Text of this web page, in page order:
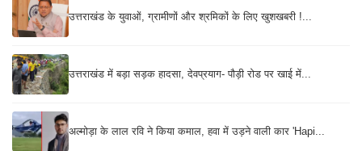
उत्तराखंड के युवाओं, ग्रामीणों और श्रमिकों के लिए खुशखबरी !...
उत्तराखंड में बड़ा सड़क हादसा, देवप्रयाग- पौड़ी रोड पर खाई में...
अल्मोड़ा के लाल रवि ने किया कमाल, हवा में उड़ने वाली कार 'Hapi...